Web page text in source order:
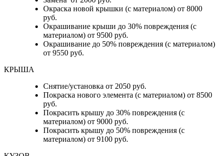
Окраска новой крышки (с материалом) от 8000
руб.
Окрашивание крыши до 30% повреждения (с
материалом) от 9500 руб.
Окрашивание до 50% повреждения (с материалом)
от 9550 руб.
КРЫША
Снятие/установка от 2050 руб.
Покраска нового элемента (с материалом) от 8500
руб.
Покрасить крышу до 30% повреждения (с
материалом) от 9000 руб.
Покрасить крышу до 50% повреждения (с
материалом) от 9100 руб.